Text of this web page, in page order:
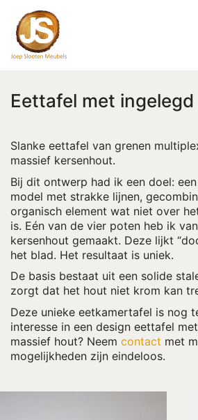
Eettafel met
Slanke eettafel van grenen
massief kersenhout.
Bij dit ontwerp had ik een doel:
model met strakke lijnen,
organisch element wat niet over
is. Eén van de vier poten heb ik
kersenhout gemaakt. Deze lijkt
het blad. Het resultaat is uniek.
De basis bestaat uit een solide
zorgt dat het hout niet krom kan
Deze unieke eetkamertafel is nog
interesse in een design eettafel
massief hout? Neem contact met
mogelijkheden zijn eindeloos.